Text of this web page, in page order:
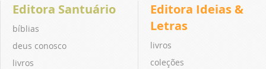
Editora Santuário
bíblias
deus conosco
livros
Editora Ideias &
Letras
livros
coleções